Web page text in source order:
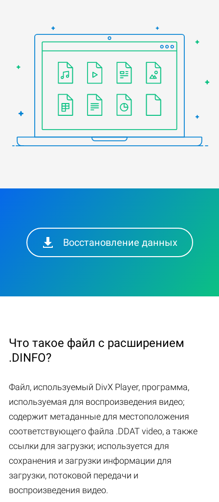
Восстановление данных
Что такое файл с расширением
.DINFO?
Файл, используемый DivX Player, программа,
используемая для воспроизведения видео;
содержит метаданные для местоположения
соответствующего файла .DDAT video, а также
ссылки для загрузки; используется для
сохранения и загрузки информации для
загрузки, потоковой передачи и
воспроизведения видео.